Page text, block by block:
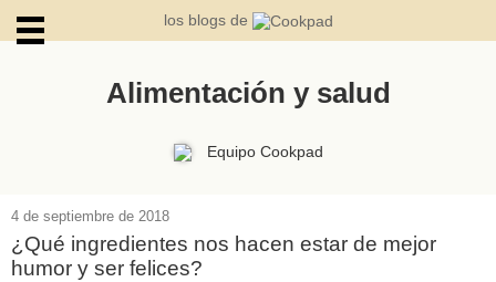
los blogs de
Alimentación y salud
Equipo Cookpad
4 de septiembre de 2018
¿Qué ingredientes nos hacen estar de mejor
humor y ser felices?